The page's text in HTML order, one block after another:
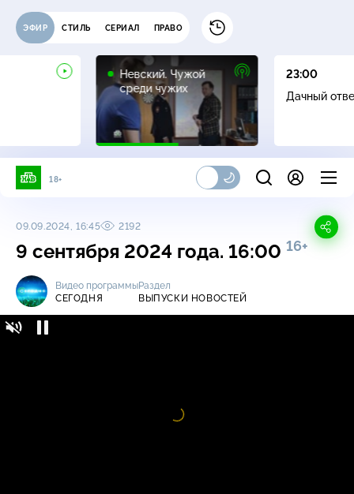
ЭФИР СТИЛЬ СЕРИАЛ ПРАВО
Невский. Чужой
среди чужих
16+
23:00
Дачный
18+
09.09.2024, 16:45 2192
9 сентября 2024 года. 16:00 16+
Видео программы
СЕГОДНЯ
Раздел
ВЫПУСКИ НОВОСТЕЙ
Видео
проигрыватель